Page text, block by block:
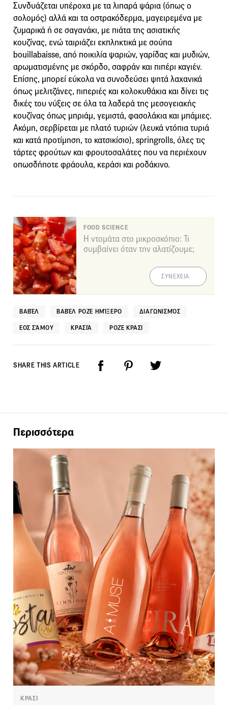
Συνδυάζεται υπέροχα με τα λιπαρά ψάρια (όπως ο
σολομός) αλλά και τα οστρακόδερμα, μαγειρεμένα με
ζυμαρικά ή σε σαγανάκι, με πιάτα της ασιατικής
κουζίνας, ενώ ταιριάζει εκπληκτικά με σούπα
bouillabaisse, από ποικιλία ψαριών, γαρίδας και μυδιών,
αρωματισμένης με σκόρδο, σαφράν και πιπέρι καγιέν.
Επίσης, μπορεί εύκολα να συνοδεύσει ψητά λαχανικά
όπως μελιτζάνες, πιπεριές και κολοκυθάκια και δίνει τις
δικές του νύξεις σε όλα τα λαδερά της μεσογειακής
κουζίνας όπως μπριάμ, γεμιστά, φασολάκια και μπάμιες.
Ακόμη, σερβίρεται με πλατό τυριών (λευκά ντόπια τυριά
και κατά προτίμηση, το κατσικίσιο), springrolls, όλες τις
τάρτες φρούτων και φρουτοσαλάτες που να περιέχουν
οπωσδήποτε φράουλα, κεράσι και ροδάκινο.
FOOD SCIENCE
Η ντομάτα στο μικροσκόπιο: Τι
συμβαίνει όταν την αλατίζουμε;
ΣΥΝΕΧΕΙΑ
ΒΑΒΈΛ ΒΑΒΈΛ ΡΟΖΈ ΗΜΊΞΕΡΟ ΔΙΑΓΩΝΙΣΜΌΣ
ΕΟΣ ΣΆΜΟΥ ΚΡΑΣΙΆ ΡΟΖΈ ΚΡΑΣΊ
SHARE THIS ARTICLE
Περισσότερα
ΚΡΑΣΙ